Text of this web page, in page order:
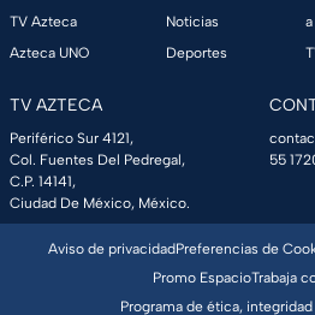
TV Azteca
Azteca UNO
Noticias
Deportes
TV AZTECA
Periférico Sur 4121,
Col. Fuentes Del Pedregal,
C.P. 14141,
Ciudad De México, México.
55
Aviso de privacidadPreferencias de
Promo EspacioTrabaja
Programa de ética,